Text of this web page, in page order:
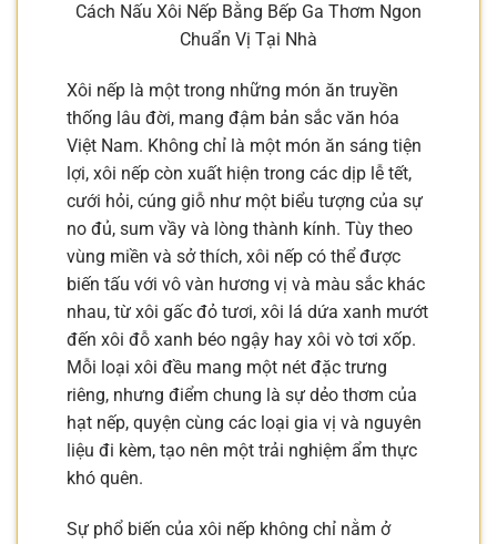
Cách Nấu Xôi Nếp Bằng Bếp Ga Thơm Ngon
Chuẩn Vị Tại Nhà
Xôi nếp là một trong những món ăn truyền
thống lâu đời, mang đậm bản sắc văn hóa
Việt Nam. Không chỉ là một món ăn sáng tiện
lợi, xôi nếp còn xuất hiện trong các dịp lễ tết,
cưới hỏi, cúng giỗ như một biểu tượng của sự
no đủ, sum vầy và lòng thành kính. Tùy theo
vùng miền và sở thích, xôi nếp có thể được
biến tấu với vô vàn hương vị và màu sắc khác
nhau, từ xôi gấc đỏ tươi, xôi lá dứa xanh mướt
đến xôi đỗ xanh béo ngậy hay xôi vò tơi xốp.
Mỗi loại xôi đều mang một nét đặc trưng
riêng, nhưng điểm chung là sự dẻo thơm của
hạt nếp, quyện cùng các loại gia vị và nguyên
liệu đi kèm, tạo nên một trải nghiệm ẩm thực
khó quên.
Sự phổ biến của xôi nếp không chỉ nằm ở